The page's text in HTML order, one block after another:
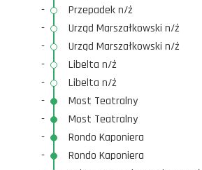
-
Przepadek n/ż
-
Urząd Marszałkowski n/ż
-
Urząd Marszałkowski n/ż
-
Libelta n/ż
-
Libelta n/ż
-
Most Teatralny
-
Most Teatralny
-
Rondo Kaponiera
-
Rondo Kaponiera